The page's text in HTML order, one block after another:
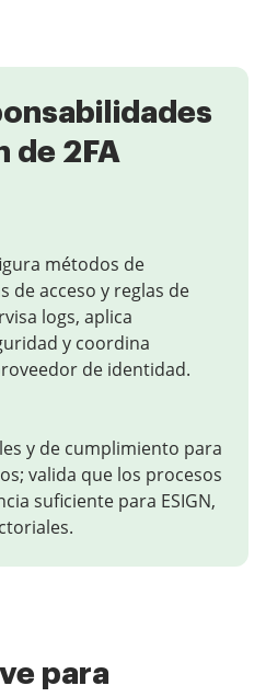
de 2FA
métodos de
de acceso y reglas de
logs, aplica
y coordina
de identidad.
y de cumplimiento para
valida que los procesos
suficiente para ESIGN,
para